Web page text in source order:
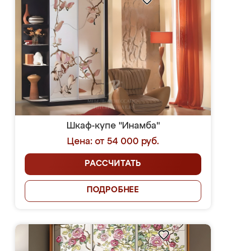
Шкаф-купе "Инамба"
Цена: от 54 000 руб.
РАССЧИТАТЬ
ПОДРОБНЕЕ